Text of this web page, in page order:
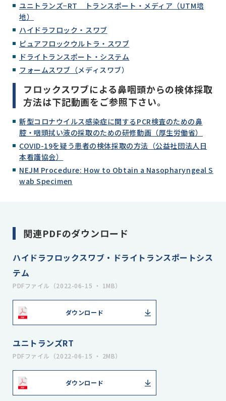
ユニトランズ−RT トランスポート・メディア（UTM培
地）
ハイドラフロック・スワブ
ピュアフロックウルトラ・スワブ
ドライトランスポート・システム
フォームスワブ（メディスワブ）
フロックスワブによる鼻咽頭からの検体採取
方法は下記動画をご参照下さい。
新型コロナウイルス感染症に関するPCR検査のための鼻
腔・咽頭拭い液の採取のための研修動画（厚生労働省）
COVID-19を疑う患者の検体採取の方法（公益社団法人日
本看護協会）
NEJM Procedure: How to Obtain a Nasopharyngeal S
wab Specimen
関連PDFのダウンロード
ハイドラフロックスワブ・ドライトランスポートシス
テム
PDFファイル（2022-06-15 ・ 1MB）
ダウンロード
ユニトランズRT
PDFファイル（2022-06-15 ・ 2MB）
ダウンロード